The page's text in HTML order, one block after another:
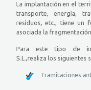
La implantación en el
transporte, energía,
residuos, etc., tiene un
asociada la
Para este tipo de
S.L.,realiza los siguientes
Tramitaciones